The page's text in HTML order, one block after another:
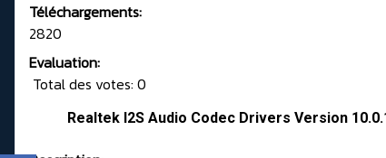
Téléchargements:
2820
Evaluation:
Total des votes: 0
Realtek I2S Audio Codec Drivers Version